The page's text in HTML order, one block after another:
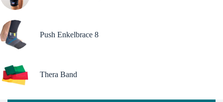
Push Enkelbrace 8
Thera Band